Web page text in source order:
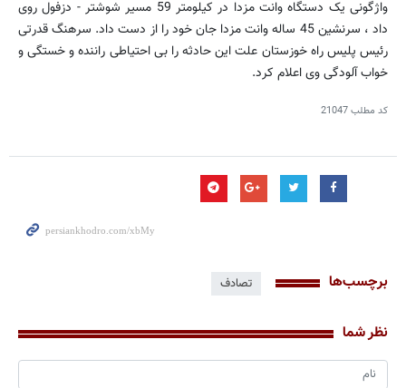
واژگونی یک دستگاه وانت مزدا در کیلومتر 59 مسیر شوشتر - دزفول روی
داد ، سرنشین 45 ساله وانت مزدا جان خود را از دست داد. سرهنگ قدرتی
رئیس پلیس راه خوزستان علت این حادثه را بی احتیاطی راننده و خستگی و
خواب آلودگی وی اعلام کرد.
کد مطلب21047
برچسب‌ها تصادف
نظر شما